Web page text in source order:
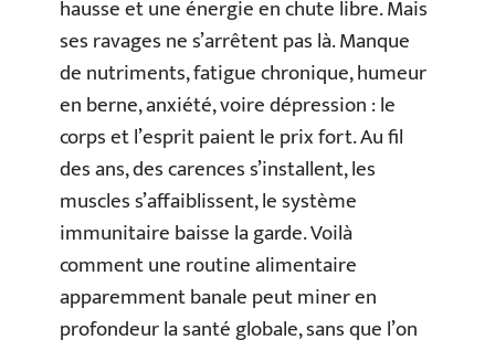
hausse et une énergie en chute libre. Mais
ses ravages ne s’arrêtent pas là. Manque
de nutriments, fatigue chronique, humeur
en berne, anxiété, voire dépression : le
corps et l’esprit paient le prix fort. Au fil
des ans, des carences s’installent, les
muscles s’affaiblissent, le système
immunitaire baisse la garde. Voilà
comment une routine alimentaire
apparemment banale peut miner en
profondeur la santé globale, sans que l’on